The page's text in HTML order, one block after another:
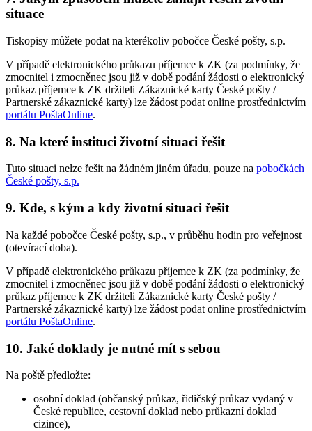
situace
Tiskopisy můžete podat na kterékoliv pobočce České pošty, s.p.
V případě elektronického průkazu příjemce k ZK (za podmínky, že
zmocnitel i zmocněnec jsou již v době podání žádosti o elektronický
průkaz příjemce k ZK držiteli Zákaznické karty České pošty /
Partnerské zákaznické karty) lze žádost podat online prostřednictvím
portálu PoštaOnline.
8. Na které instituci životní situaci řešit
Tuto situaci nelze řešit na žádném jiném úřadu, pouze na pobočkách
České pošty, s.p.
9. Kde, s kým a kdy životní situaci řešit
Na každé pobočce České pošty, s.p., v průběhu hodin pro veřejnost
(otevírací doba).
V případě elektronického průkazu příjemce k ZK (za podmínky, že
zmocnitel i zmocněnec jsou již v době podání žádosti o elektronický
průkaz příjemce k ZK držiteli Zákaznické karty České pošty /
Partnerské zákaznické karty) lze žádost podat online prostřednictvím
portálu PoštaOnline.
10. Jaké doklady je nutné mít s sebou
Na poště předložte:
osobní doklad (občanský průkaz, řidičský průkaz vydaný v
České republice, cestovní doklad nebo průkazní doklad
cizince),